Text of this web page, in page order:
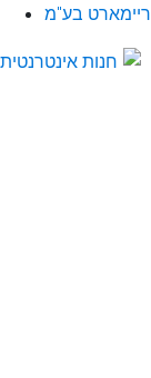
בע"מ
חנות אינטרנטית